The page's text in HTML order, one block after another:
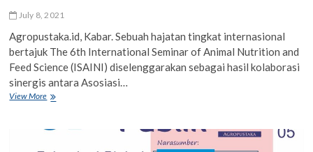
July 8, 2021
Agropustaka.id, Kabar. Sebuah hajatan tingkat internasional
bertajuk The 6th International Seminar of Animal Nutrition and
Feed Science (ISAINI) diselenggarakan sebagai hasil kolaborasi
sinergis antara Asosiasi…
View MoreKolaborasi
Nutrisi